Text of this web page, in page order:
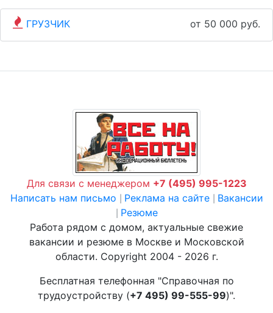
ГРУЗЧИК от 50 000 руб.
Для связи с менеджером +7 (495) 995-1223
Написать нам письмо
Реклама на сайте Вакансии
Резюме
Работа рядом с домом, актуальные свежие
вакансии и резюме в Москве и Московской
области. Copyright 2004 - 2026 г.
Бесплатная телефонная "Справочная по
трудоустройству (+7 495) 99-555-99)".